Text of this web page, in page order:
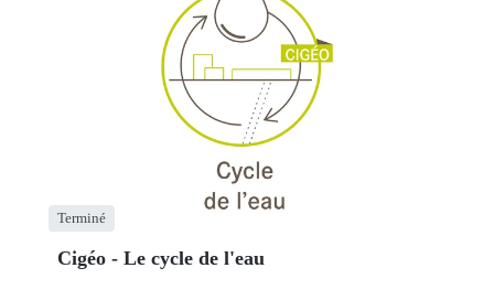
Terminé
Cigéo - Le cycle de l'eau